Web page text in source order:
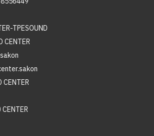
TPESOUND
CENTER
CENTER
CENTER